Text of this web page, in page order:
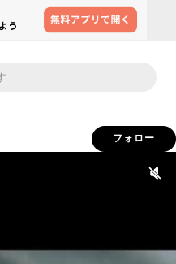
フォロー